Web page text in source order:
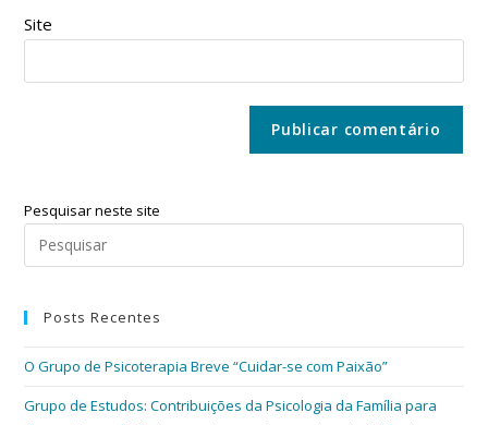
Site
Pesquisar neste site
Posts Recentes
O Grupo de Psicoterapia Breve “Cuidar-se com Paixão”
Grupo de Estudos: Contribuições da Psicologia da Família para